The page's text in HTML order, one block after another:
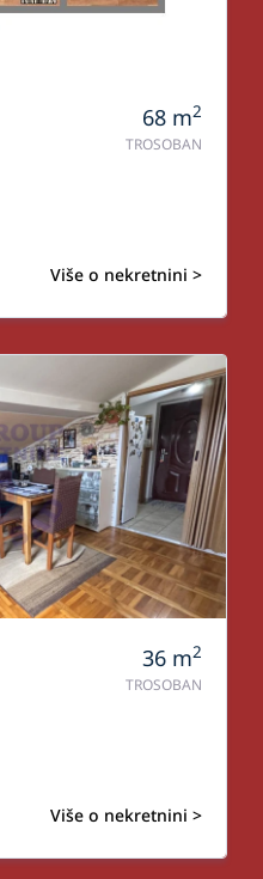
68 m2
TROSOBAN
Više o nekretnini >
36 m2
TROSOBAN
Više o nekretnini >